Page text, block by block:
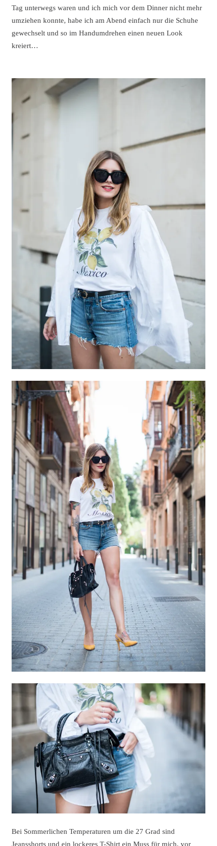
Tag unterwegs waren und ich mich vor dem Dinner nicht mehr
umziehen konnte, habe ich am Abend einfach nur die Schuhe
gewechselt und so im Handumdrehen einen neuen Look
kreiert…
Bei Sommerlichen Temperaturen um die 27 Grad sind
Jeansshorts und ein lockeres T-Shirt ein Muss für mich, vor